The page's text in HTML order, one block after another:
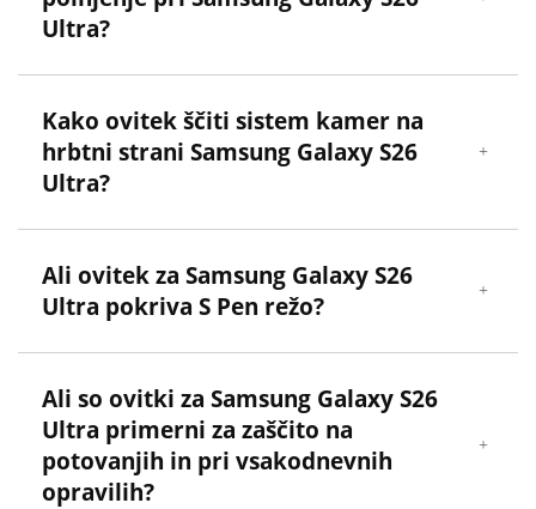
Ultra?
Kako ovitek ščiti sistem kamer na
hrbtni strani Samsung Galaxy S26
Ultra?
Ali ovitek za Samsung Galaxy S26
Ultra pokriva S Pen režo?
Ali so ovitki za Samsung Galaxy S26
Ultra primerni za zaščito na
potovanjih in pri vsakodnevnih
opravilih?